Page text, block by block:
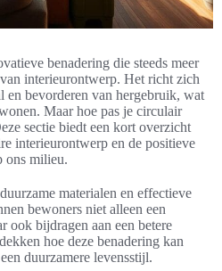
benadering die steeds meer
interieurontwerp. Het richt zich
en bevorderen van hergebruik, wat
Maar hoe pas je circulair
sectie biedt een kort overzicht
interieurontwerp en de positieve
ons milieu.
materialen en effectieve
bewoners niet alleen een
ook bijdragen aan een betere
hoe deze benadering kan
duurzamere levensstijl.